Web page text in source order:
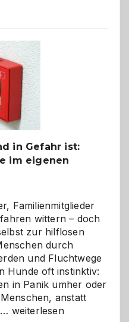
in Gefahr ist:
im eigenen
Familienmitglieder
wittern – doch
zur hilflosen
durch
und Fluchtwege
Hunde oft instinktiv:
in Panik umher oder
anstatt
Wenn
weiterlesen